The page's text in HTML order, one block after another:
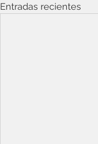
Entradas recientes